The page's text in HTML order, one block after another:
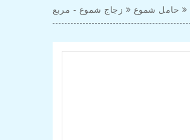
حامل شموع زجاج شموع - مربع